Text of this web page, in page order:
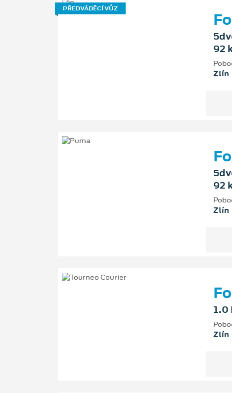
PŘEDVÁDĚCÍ VŮZ
92
Zlín
92
Zlín
1.0
Zlín